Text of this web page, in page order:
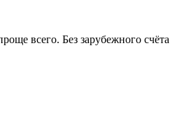
всего. Без зарубежного счёта